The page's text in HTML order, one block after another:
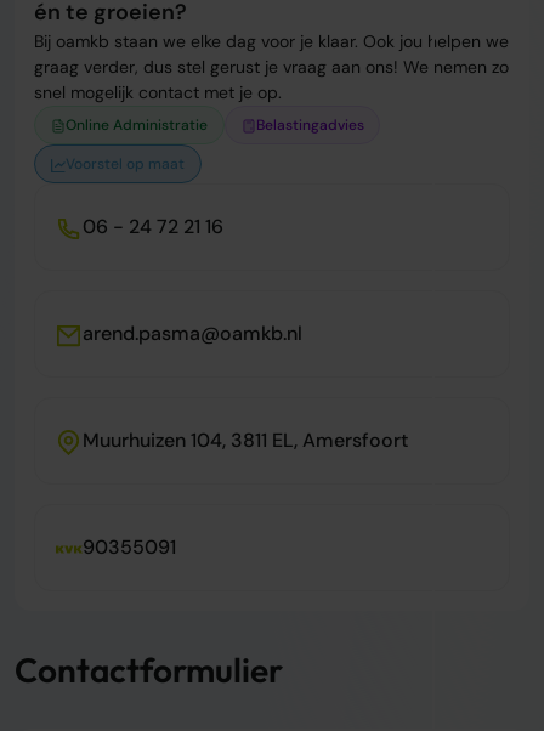
én te groeien?
Bij oamkb staan we elke dag voor je klaar. Ook jou helpen we
graag verder, dus stel gerust je vraag aan ons! We nemen zo
snel mogelijk contact met je op.
Online Administratie
Belastingadvies
Voorstel op maat
06 - 24 72 21 16
arend.pasma@oamkb.nl
Muurhuizen 104, 3811 EL, Amersfoort
90355091
Contactformulier